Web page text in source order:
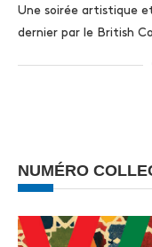
Une soirée artistique
dernier par le British
NUMÉRO